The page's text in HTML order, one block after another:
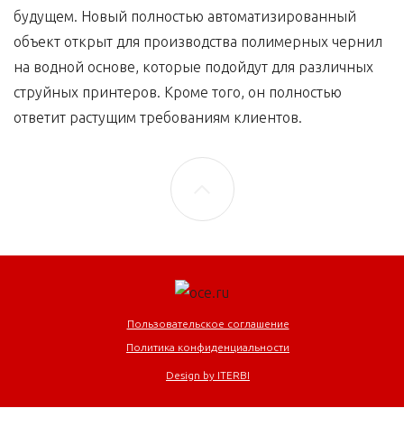
будущем. Новый полностью автоматизированный
объект открыт для производства полимерных чернил
на водной основе, которые подойдут для различных
струйных принтеров. Кроме того, он полностью
ответит растущим требованиям клиентов.
Пользовательское соглашение
Политика конфиденциальности
Design by ITERBI